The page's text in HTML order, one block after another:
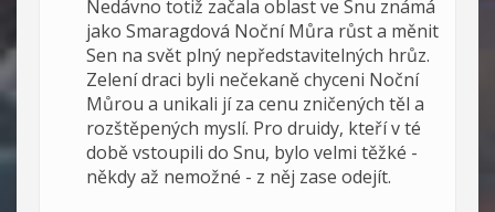
Nedávno totiž začala oblast ve Snu známá
jako Smaragdová Noční Můra růst a měnit
Sen na svět plný nepředstavitelných hrůz.
Zelení draci byli nečekaně chyceni Noční
Můrou a unikali jí za cenu zničených těl a
rozštěpených myslí. Pro druidy, kteří v té
době vstoupili do Snu, bylo velmi těžké -
někdy až nemožné - z něj zase odejít.